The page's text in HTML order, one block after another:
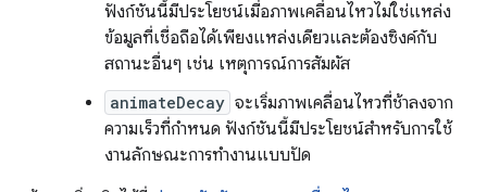
ฟังก์ชันนี้มีประโยชน์เมื่อภาพเคลื่อนไหวไม่ใช่แหล่ง
ข้อมูลที่เชื่อถือได้เพียงแหล่งเดียวและต้องซิงค์กับ
สถานะอื่นๆ เช่น เหตุการณ์การสัมผัส
animateDecay จะเริ่มภาพเคลื่อนไหวที่ช้าลงจาก
ความเร็วที่กำหนด ฟังก์ชันนี้มีประโยชน์สำหรับการใช้
งานลักษณะการทำงานแบบปัด